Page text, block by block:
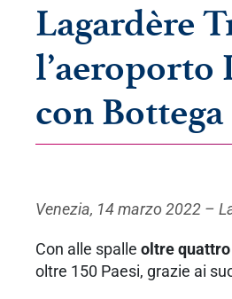
Lagardère
l’aeroporto
con Bottega
Venezia, 14 marzo 2022 –
Con alle spalle oltre quattro
oltre 150 Paesi, grazie ai